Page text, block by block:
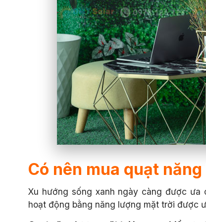
Có nên mua quạt
Xu hướng sống xanh ngày càng được ưa
hoạt động bằng năng lượng mặt trời được